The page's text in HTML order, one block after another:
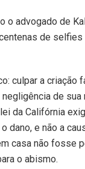
o advogado de
de
culpar a criação
de sua
da Califórnia
dano, e não a
casa não fosse
o abismo.